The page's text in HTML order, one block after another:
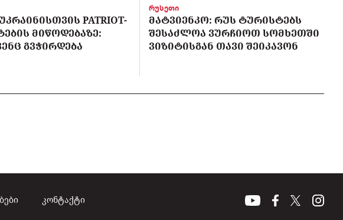
PATRIOT-
ᲛᲘᲬᲝᲓᲔᲑᲐᲖᲔ:
ᲒᲕᲭᲘᲠᲓᲔᲑᲐ
რუსეთი
ᲛᲐᲢᲕᲘᲔᲜᲙᲝ: ᲠᲣᲡ ᲢᲣᲠᲘᲡᲢᲔᲑᲡ
ᲨᲔᲡᲐᲫᲚᲝᲐ ᲕᲣᲠᲩᲘᲝᲗ ᲡᲝᲛᲮᲔᲗᲨᲘ
ᲕᲘᲖᲘᲢᲘᲡᲒᲐᲜ ᲗᲐᲕᲘ ᲨᲔᲘᲙᲐᲕᲝᲜ
კონტაქტი